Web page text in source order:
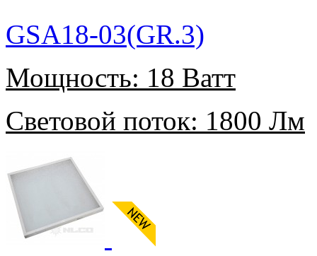
GSA18-03(GR.3)
Мощность: 18 Ватт
Световой поток: 1800 Лм